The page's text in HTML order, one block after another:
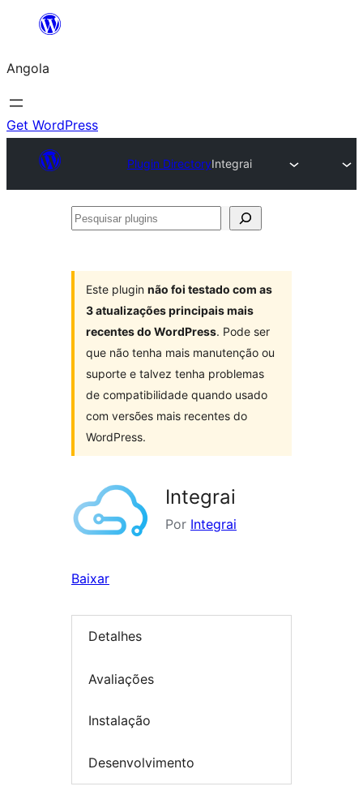
Saltar
o
conteúdo
Angola
Get WordPress
Plugin DirectoryIntegrai
Pesquisar
Este plugin não foi testado com as
3 atualizações principais mais
recentes do WordPress. Pode ser
que não tenha mais manutenção ou
suporte e talvez tenha problemas
de compatibilidade quando usado
com versões mais recentes do
WordPress.
Integrai
Por Integrai
Baixar
Detalhes
Avaliações
Instalação
Desenvolvimento